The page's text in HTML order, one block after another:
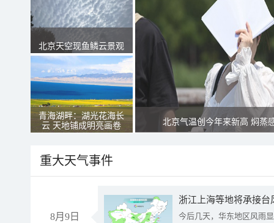
北京天空现鱼鳞云景观
青海湖畔：湖光花海长
云 天地铺成明亮画卷
北京气温创今年来新高 焖蒸
重大天气事件
8月9日
浙江上海等地将承接台
今后几天，华东地区风雨